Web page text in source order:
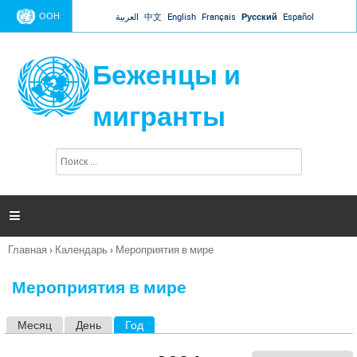
Jump to navigation
ООН العربية 中文 English Français Русский Español
Беженцы и
мигранты
п
и

Вы
Главная › Календарь › Мероприятия в мире
Мероприятия в мире
Месяц День Год